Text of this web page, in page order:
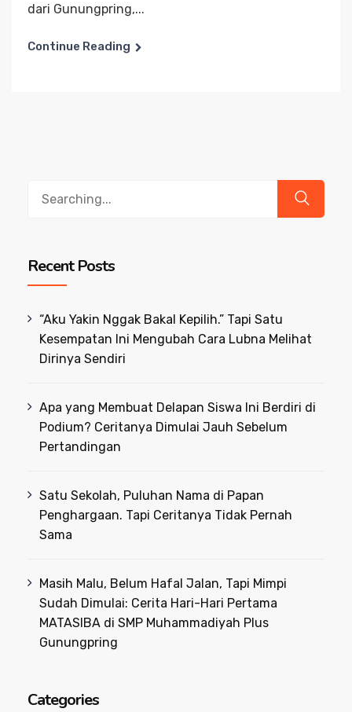
dari Gunungpring,...
Continue Reading
Recent Posts
“Aku Yakin Nggak Bakal Kepilih.” Tapi Satu
Kesempatan Ini Mengubah Cara Lubna Melihat
Dirinya Sendiri
Apa yang Membuat Delapan Siswa Ini Berdiri di
Podium? Ceritanya Dimulai Jauh Sebelum
Pertandingan
Satu Sekolah, Puluhan Nama di Papan
Penghargaan. Tapi Ceritanya Tidak Pernah
Sama
Masih Malu, Belum Hafal Jalan, Tapi Mimpi
Sudah Dimulai: Cerita Hari-Hari Pertama
MATASIBA di SMP Muhammadiyah Plus
Gunungpring
Categories